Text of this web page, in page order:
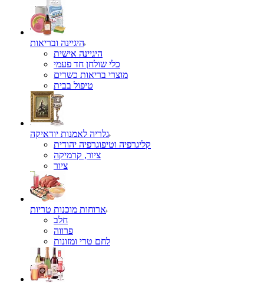
היגיינה ובריאות
היגיינה אישית
כלי שולחן חד פעמי
מוצרי בריאות כשרים
טיפול בבית
גלריה לאמנות יודאיקה
קליגרפיה וטיפוגרפיה יהודית
ציור, קרמיקה
ציור
ארוחות מוכנות טריות
חלב
פרווה
לחם טרי ומזונות